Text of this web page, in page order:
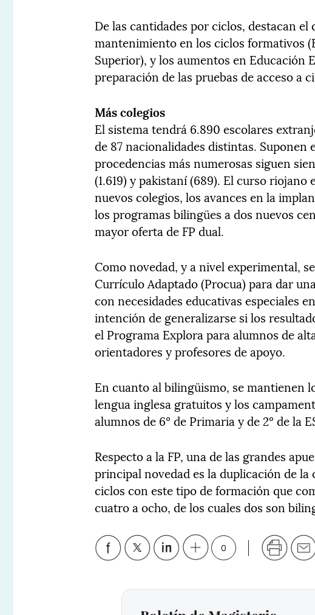
De las cantidades por ciclos, destacan el
mantenimiento en los ciclos formativos
Superior), y los aumentos en Educación
preparación de las pruebas de acceso a
Más colegios
El sistema tendrá 6.890 escolares
de 87 nacionalidades distintas. Suponen
procedencias más numerosas siguen
(1.619) y pakistaní (689). El curso
nuevos colegios, los avances en la
los programas bilingües a dos nuevos
mayor oferta de FP dual.
Como novedad, y a nivel experimental,
Currículo Adaptado (Procua) para dar
con necesidades educativas especiales
intención de generalizarse si los
el Programa Explora para alumnos de
orientadores y profesores de apoyo.
En cuanto al bilingüismo, se mantienen
lengua inglesa gratuitos y los
alumnos de 6º de Primaria y de 2º de la
Respecto a la FP, una de las grandes
principal novedad es la duplicación de
ciclos con este tipo de formación que
cuatro a ocho, de los cuales dos son
0